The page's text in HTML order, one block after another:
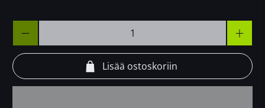
Lisää ostoskoriin